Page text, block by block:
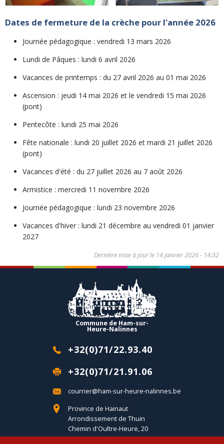
Dates de fermeture de la crèche pour l'année 2026
Journée pédagogique : vendredi 13 mars 2026
Lundi de Pâques : lundi 6 avril 2026
Vacances de printemps : du 27 avril 2026 au 01 mai 2026
Ascension : jeudi 14 mai 2026 et le vendredi 15 mai 2026
(pont)
Pentecôte : lundi 25 mai 2026
Fête nationale : lundi 20 juillet 2026 et mardi 21 juillet 2026
(pont)
Vacances d'été : du 27 juillet 2026 au 7 août 2026
Armistice : mercredi 11 novembre 2026
Journée pédagogique : lundi 23 novembre 2026
Vacances d'hiver : lundi 21 décembre au vendredi 01 janvier
2027
Dernière mise à jour le 14 janvier 2026 - 14:32
Commune de Ham-sur-
Heure-Nalinnes
+32(0)71/22.93.40
+32(0)71/21.91.06
courrier@ham-sur-heure-nalinnes.be
Province de Hainaut
Arrondissement de Thuin
Chemin d'Oultre-Heure, 20
B-6120 Ham-sur-Heure